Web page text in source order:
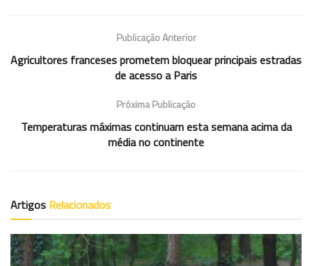
Publicação Anterior
Agricultores franceses prometem bloquear principais estradas
de acesso a Paris
Próxima Publicação
Temperaturas máximas continuam esta semana acima da
média no continente
Artigos Relacionados